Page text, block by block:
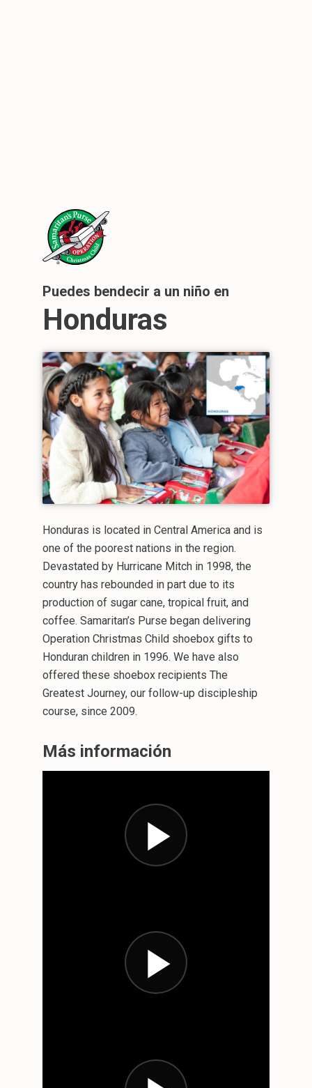
Puedes bendecir a un niño en
Honduras
Honduras is located in Central America and is
one of the poorest nations in the region.
Devastated by Hurricane Mitch in 1998, the
country has rebounded in part due to its
production of sugar cane, tropical fruit, and
coffee. Samaritan’s Purse began delivering
Operation Christmas Child shoebox gifts to
Honduran children in 1996. We have also
offered these shoebox recipients The
Greatest Journey, our follow-up discipleship
course, since 2009.
Más información